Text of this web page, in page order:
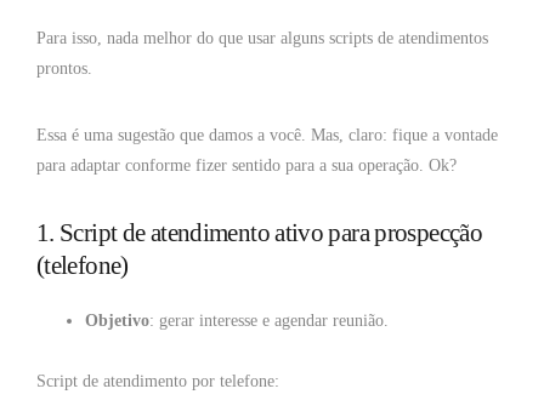
Para isso, nada melhor do que usar alguns scripts de atendimentos
prontos.
Essa é uma sugestão que damos a você. Mas, claro: fique a vontade
para adaptar conforme fizer sentido para a sua operação. Ok?
1. Script de atendimento ativo para prospecção
(telefone)
Objetivo: gerar interesse e agendar reunião.
Script de atendimento por telefone: